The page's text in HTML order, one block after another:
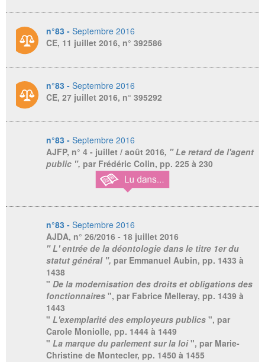
n°83 - Septembre 2016
CE, 11 juillet 2016, n° 392586
n°83 - Septembre 2016
CE, 27 juillet 2016, n° 395292
n°83 - Septembre 2016
AJFP, n° 4 - juillet / août 2016, " Le retard de l'agent
public ", par Frédéric Colin, pp. 225 à 230
n°83 - Septembre 2016
AJDA, n° 26/2016 - 18 juillet 2016
" L' entrée de la déontologie dans le titre 1er du
statut général ", par Emmanuel Aubin, pp. 1433 à
1438
" De la modernisation des droits et obligations des
fonctionnaires", par Fabrice Melleray, pp. 1439 à
1443
" L'exemplarité des employeurs publics ", par
Carole Moniolle, pp. 1444 à 1449
" La marque du parlement sur la loi", par Marie-
Christine de Montecler, pp. 1450 à 1455